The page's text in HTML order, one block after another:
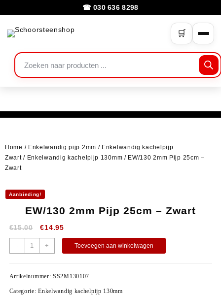
☎ 030 636 8298
🛒
Home / Enkelwandig pijp 2mm / Enkelwandig kachelpijp
Zwart/ Enkelwandig kachelpijp 130mm / EW/130 2mm Pijp 25cm –
Zwart
Aanbieding!
EW/130 2mm Pijp 25cm – Zwart
€15.00 €14.95
- + Toevoegen aan winkelwagen
Artikelnummer: SS2M130107
Categorie:Enkelwandig kachelpijp 130mm